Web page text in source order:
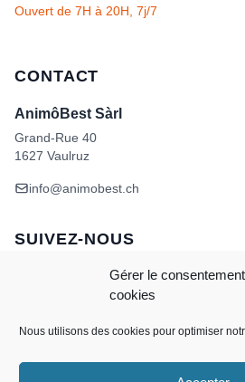
Gérer le
cookies
Nous utilisons des cookies pour optimiser
Ouvert de 7H à 20H, 7j/7
CONTACT
AnimôBest Sàrl
Grand-Rue 40
1627 Vaulruz
info@animobest.ch
SUIVEZ-NOUS